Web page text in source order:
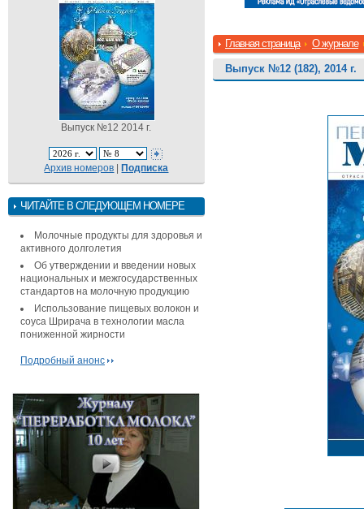
Выпуск №12 2014 г.
Архив номеров |Подписка
ЧИТАЙТЕ В СЛЕДУЮЩЕМ НОМЕРЕ
Молочные продукты для здоровья и
активного долголетия
Об утверждении и введении новых
национальных и межгосударственных
стандартов на молочную продукцию
Использование пищевых волокон и
соуса Шрирача в технологии масла
пониженной жирности
Подробный анонс
Главная страница О журнале
Выпуск №12 (182), 2014 г.